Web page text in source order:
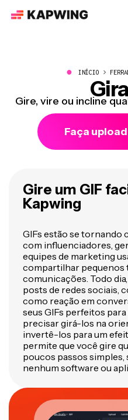
● INÍCIO
Gire, vire ou incline
Faça
Gire um GIF
Kapwing
GIFs estão se tornando
com influenciadores,
equipes de marketing
compartilhar pequenos
comunicações. Todo
posts de redes sociais,
como reação em
seus GIFs perfeitos
precisar girá-los na
invertê-los para um
permite que você gire
poucos passos
nenhum software ou